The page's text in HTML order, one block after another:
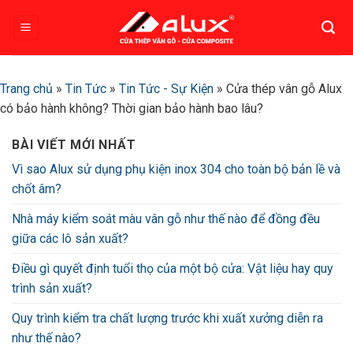
Trang chủ » Tin Tức » Tin Tức - Sự Kiện » Cửa thép vân gỗ Alux
có bảo hành không? Thời gian bảo hành bao lâu?
BÀI VIẾT MỚI NHẤT
Vì sao Alux sử dụng phụ kiện inox 304 cho toàn bộ bản lề và
chốt âm?
Nhà máy kiểm soát màu vân gỗ như thế nào để đồng đều
giữa các lô sản xuất?
Điều gì quyết định tuổi thọ của một bộ cửa: Vật liệu hay quy
trình sản xuất?
Quy trình kiểm tra chất lượng trước khi xuất xưởng diễn ra
như thế nào?